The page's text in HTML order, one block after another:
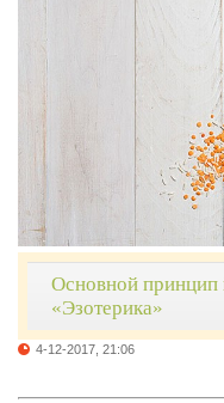
Основной принцип
«Эзотерика»
4-12-2017, 21:06